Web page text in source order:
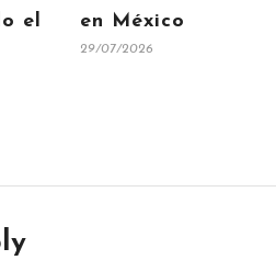
el
en México
29/07/2026